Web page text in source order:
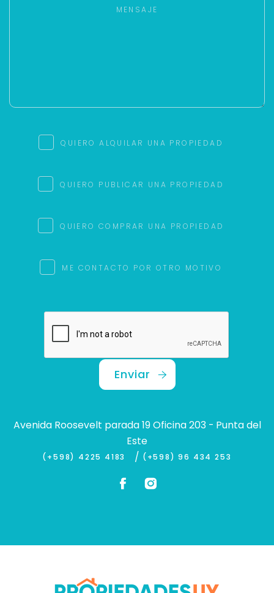
QUIERO ALQUILAR UNA PROPIEDAD
QUIERO PUBLICAR UNA PROPIEDAD
QUIERO COMPRAR UNA PROPIEDAD
ME CONTACTO POR OTRO MOTIVO
Enviar
Avenida Roosevelt parada 19 Oficina 203 - Punta del
Este
(+598) 4225 4183 / (+598) 96 434 253